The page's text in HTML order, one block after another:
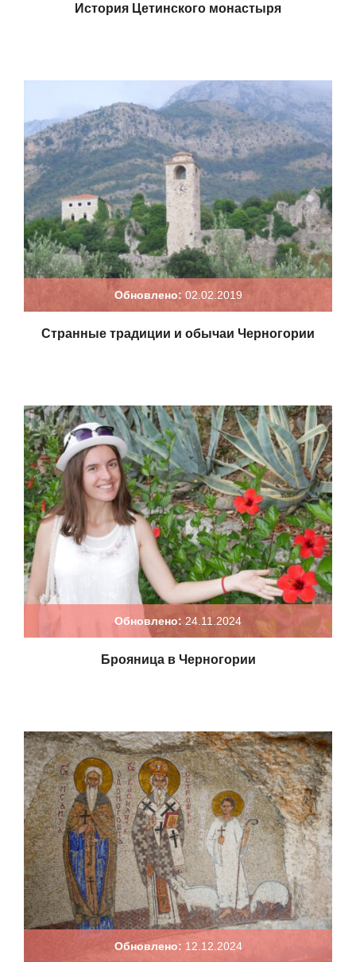
История Цетинского монастыря
Обновлено: 02.02.2019
Странные традиции и обычаи Черногории
Обновлено: 24.11.2024
Брояница в Черногории
Обновлено: 12.12.2024